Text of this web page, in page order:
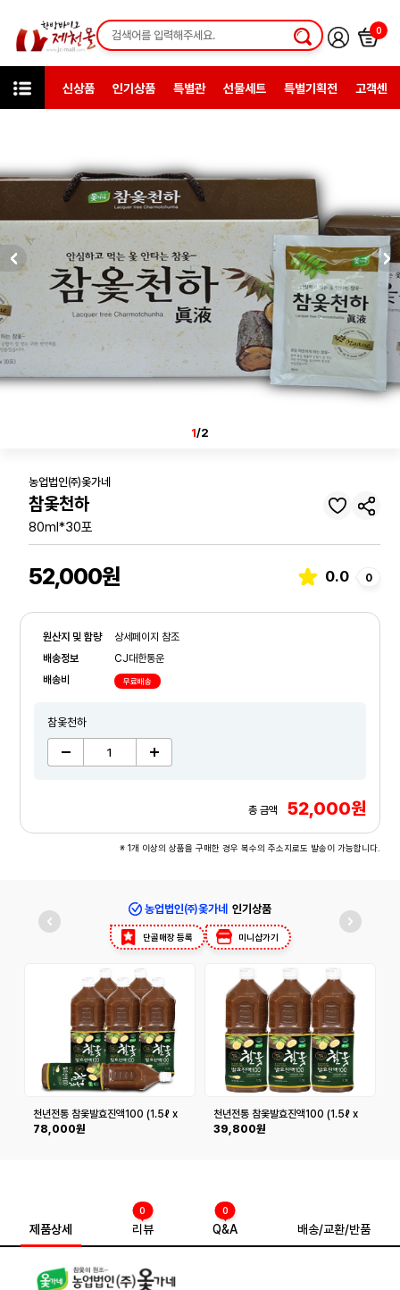
0
신상품 인기상품 특별관 선물세트 특별기획전 고객센터
1/2
농업법인㈜옻가네
참옻천하
80ml*30포
52,000원 0.0 0
원산지 및 함량
상세페이지 참조
배송정보
CJ대한통운
배송비
무료배송
참옻천하
총 금액 52,000원
※ 1개 이상의 상품을 구매한 경우 복수의 주소지로도 발송이 가능합니다.
농업법인㈜옻가네 인기상품
단골매장 등록 미니샵가기
천년전통 참옻발효진액100 (1.5ℓ x
6병)
78,000원
천년전통 참옻발효진액100 (1.5ℓ x
3병)
39,800원
제품상세 리뷰
0
Q&A
0
배송/교환/반품